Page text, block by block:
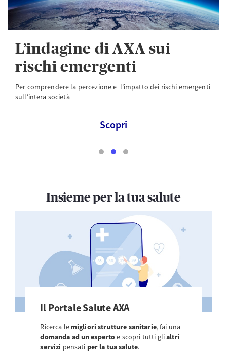
L’indagine di AXA sui
rischi emergenti
Per comprendere la percezione e l'impatto dei rischi emergenti
sull'intera società
Scopri
Insieme per la tua salute
Il Portale Salute AXA
Ricerca le migliori strutture sanitarie, fai una
domanda ad un espertoe scopri tutti glialtri
servizi pensati per la tua salute.